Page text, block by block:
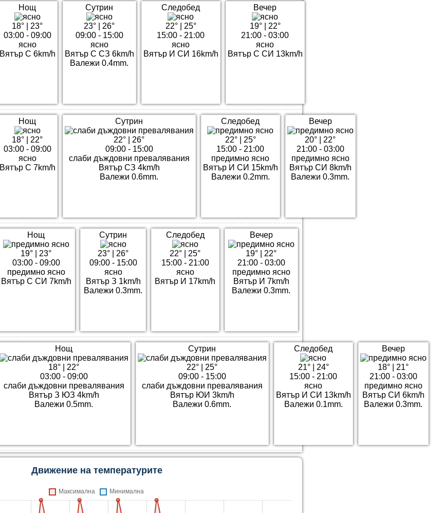
Нощ
18°
23°
03:00 - 09:00
ясно
Вятър С 6km/h
Сутрин
23°
26°
09:00 - 15:00
ясно
Вятър С СЗ 6km/h
Валежи 0.4mm.
Следобед
22°| 25°
15:00 - 21:00
ясно
Вятър И СИ 16km/h
Вечер
19°| 22°
21:00 - 03:00
ясно
Вятър С СИ 13km/h
Нощ
18°
22°
03:00 - 09:00
ясно
Вятър С 7km/h
Сутрин
22°
26°
09:00 - 15:00
слаби дъждовни превалявания
Вятър СЗ 4km/h
Валежи 0.6mm.
Следобед
22°| 25°
15:00 - 21:00
предимно ясно
Вятър И СИ 15km/h
Валежи 0.2mm.
Вечер
20°
22°
21:00 - 03:00
предимно ясно
Вятър СИ 8km/h
Валежи 0.3mm.
Нощ
19°
23°
03:00 - 09:00
предимно ясно
Вятър С СИ 7km/h
Сутрин
23°
26°
09:00 - 15:00
ясно
Вятър З 1km/h
Валежи 0.3mm.
Следобед
22°
25°
15:00 - 21:00
ясно
Вятър И 17km/h
Вечер
19°
22°
21:00 - 03:00
предимно ясно
Вятър И 7km/h
Валежи 0.3mm.
Нощ
18°
22°
03:00 - 09:00
слаби дъждовни превалявания
Вятър З ЮЗ 4km/h
Валежи 0.5mm.
Сутрин
22°
25°
09:00 - 15:00
слаби дъждовни превалявания
Вятър ЮИ 3km/h
Валежи 0.6mm.
Следобед
21°| 24°
15:00 - 21:00
ясно
Вятър И СИ 13km/h
Валежи 0.1mm.
Вечер
18°
21°
21:00 - 03:00
предимно ясно
Вятър СИ 6km/h
Валежи 0.3mm.
Движение на температурите